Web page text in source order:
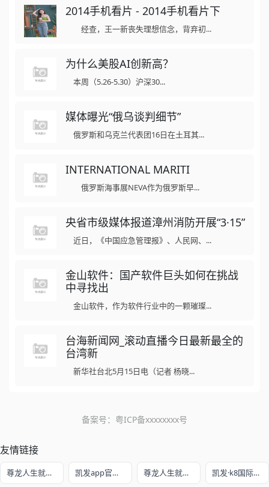
2014手机看片 - 2014手机看片下
经查，王一新丧失理想信念，背弃初...
为什么美股AI创新高？
本周（5.26-5.30）沪深30...
媒体曝光“俄乌谈判细节”
俄罗斯和乌克兰代表团16日在土耳其...
INTERNATIONAL MARITI
俄罗斯海事展NEVA作为俄罗斯早...
央省市级媒体报道漳州消防开展“3·15”
近日，《中国应急管理报》、人民网、...
金山软件：国产软件巨头如何在挑战
中寻找出
金山软件，作为软件行业中的一颗璀璨...
台海新闻网_滚动直播今日最新最全的
台湾新
新华社台北5月15日电（记者 杨晓...
备案号： 粤ICP备xxxxxxxx号
友情链接
尊龙人生就是博!开户 凯发app官方网站 尊龙人生就是赌 凯发·k8国际娱乐官网入口